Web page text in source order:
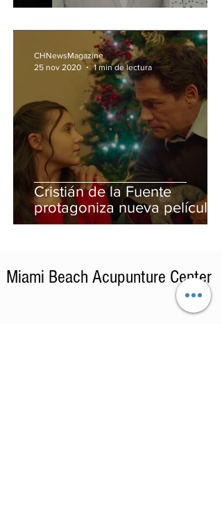
Cristián de la Fuente
protagoniza nueva película
en Netflix
CHNewsMagazine
25 nov 2020
1 min de lectura
Miami Beach Acupunture Center